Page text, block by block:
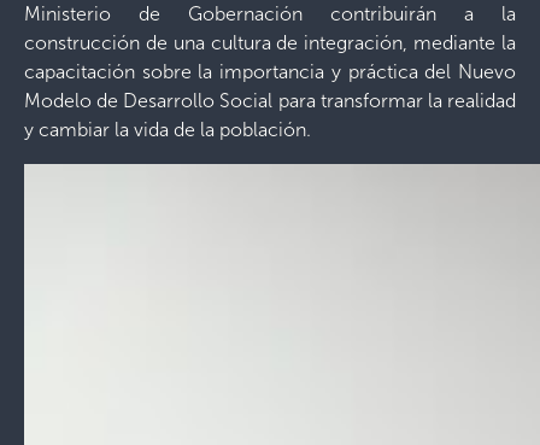
Ministerio de Gobernación contribuirán a la
construcción de una cultura de integración, mediante la
capacitación sobre la importancia y práctica del Nuevo
Modelo de Desarrollo Social para transformar la realidad
y cambiar la vida de la población.